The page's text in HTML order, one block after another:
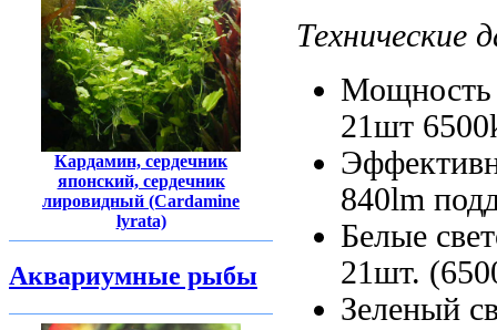
Кардамин, сердечник
японский, сердечник
лировидный (Cardamine
lyrata)
Аквариумные рыбы
Технические
21шт
840lm
Белые
21шт.
Зеленый